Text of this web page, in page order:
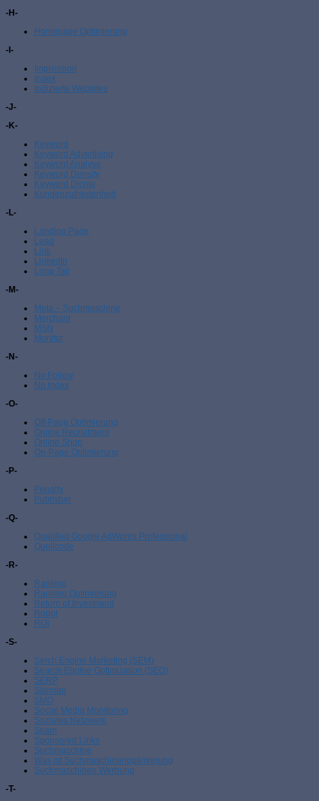
-H-
Homepage Optimierung
-I-
Impression
Index
Indizierte Websites
-J-
-K-
Keyword
Keyword Advertising
Keyword Analyse
Keyword Density
Keyword Dichte
Kundenzufriedenheit
-L-
Landing Page
Lead
Link
LinkedIn
Long Tail
-M-
Meta – Suchmaschine
Merchant
MSN
Monitor
-N-
No Follow
No Index
-O-
Off-Page Optimierung
Online Recruitment
Online Shop
On-Page Optimierung
-P-
Penalty
Publisher
-Q-
Qualified Google AdWords Professional
Quellcode
-R-
Ranking
Ranking Optimierung
Return of Investment
Robot
ROI
-S-
Serch Engine Marketing (SEM)
Search Engine Optimization (SEO)
SERP
Sitemap
SMO
Social Media Monitoring
Soziales Netzwerk
Spam
Sponsored Links
Suchmaschine
Was ist Suchmaschinenoptimierung
Suchmaschinen Werbung
-T-